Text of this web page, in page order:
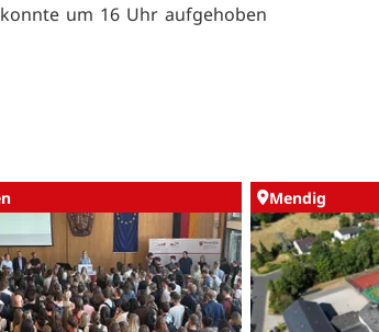
um 16 Uhr aufgehoben
Mendig